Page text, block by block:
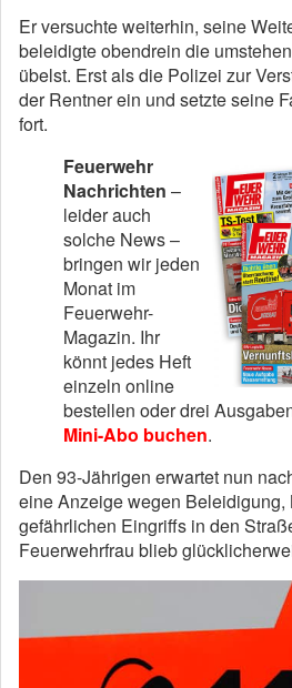
Er versuchte weiterhin, seine
beleidigte obendrein die
übelst. Erst als die Polizei zur
der Rentner ein und setzte seine
fort.
Feuerwehr
Nachrichten –
leider auch
solche News –
bringen wir jeden
Monat im
Feuerwehr-
Magazin. Ihr
könnt jedes Heft
einzeln online
bestellen oder drei
Mini-Abo buchen.
Den 93-Jährigen erwartet nun
eine Anzeige wegen Beleidigung,
gefährlichen Eingriffs in den
Feuerwehrfrau blieb